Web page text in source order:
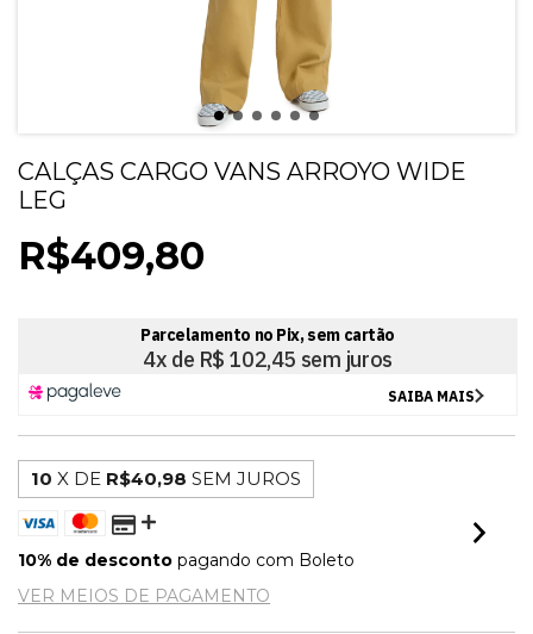
CALÇAS CARGO VANS ARROYO WIDE
LEG
R$409,80
10 X DE R$40,98 SEM JUROS
10% de desconto pagando com Boleto
VER MEIOS DE PAGAMENTO